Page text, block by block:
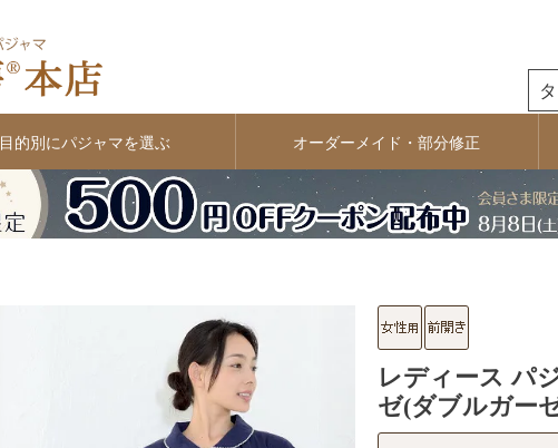
目的別にパジャマを選ぶ オーダーメイド・部分修正
レディース パ
ゼ(ダブルガー